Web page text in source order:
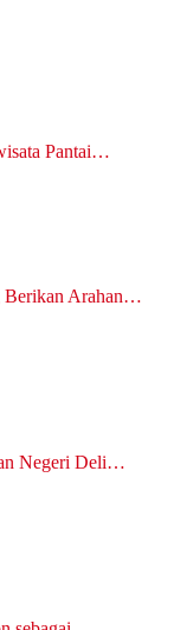
Pantai…
Berikan Arahan…
Negeri Deli…